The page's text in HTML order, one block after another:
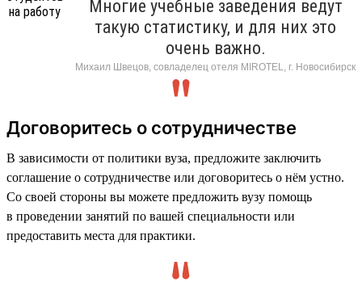
Многие учебные заведения ведут
такую статистику, и для них это
очень важно.
Михаил Швецов, совладелец отеля MIROTEL, г. Новосибирск
Договоритесь о сотрудничестве
В зависимости от политики вуза, предложите заключить
соглашение о сотрудничестве или договоритесь о нём устно.
Со своей стороны вы можете предложить вузу помощь
в проведении занятий по вашей специальности или
предоставить места для практики.